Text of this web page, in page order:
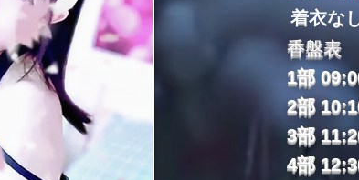
着衣な
香盤表
1部
2部
3部
4部